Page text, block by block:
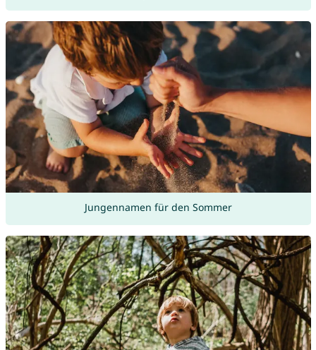
Jungennamen für den Sommer